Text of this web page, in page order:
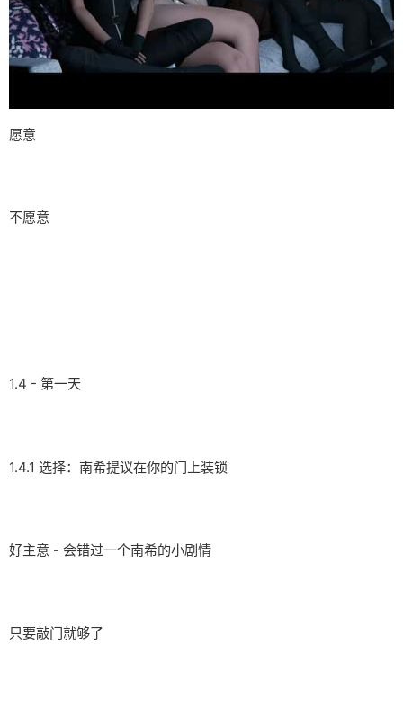
愿意
不愿意
1.4 - 第一天
1.4.1 选择：南希提议在你的门上装锁
好主意 - 会错过一个南希的小剧情
只要敲门就够了